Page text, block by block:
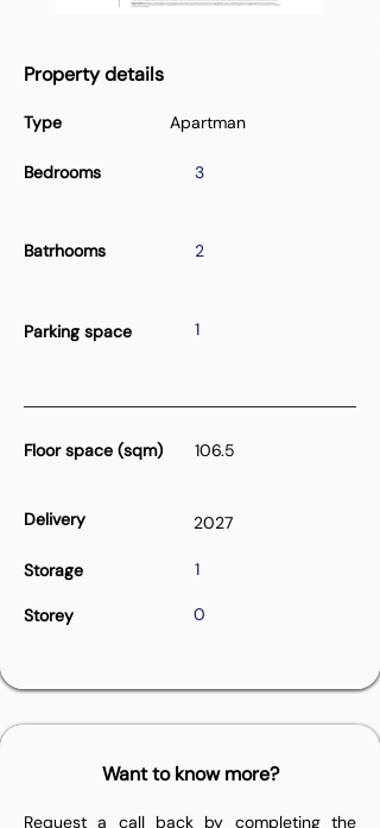
Property details
Type
Bedrooms
Apartman
3
Batrhooms 2
Parking space 1
Floor space (sqm) 106.5
Delivery 2027
Storage 1
Storey 0
Want to know more?
Request a call back by completing the